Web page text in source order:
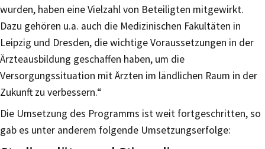
wurden, haben eine Vielzahl von Beteiligten mitgewirkt.
Dazu gehören u.a. auch die Medizinischen Fakultäten in
Leipzig und Dresden, die wichtige Voraussetzungen in der
Ärzteausbildung geschaffen haben, um die
Versorgungssituation mit Ärzten im ländlichen Raum in der
Zukunft zu verbessern.“
Die Umsetzung des Programms ist weit fortgeschritten, so
gab es unter anderem folgende Umsetzungserfolge: